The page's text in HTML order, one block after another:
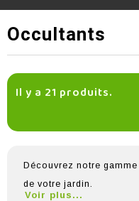
Occultants
Il y a 21 produits.
Découvrez notre
de votre jardin.
Voir plus...